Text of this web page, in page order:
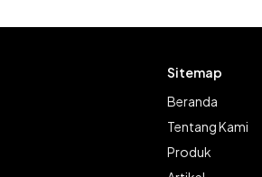
Sitemap
Beranda
Tentang Kami
Produk